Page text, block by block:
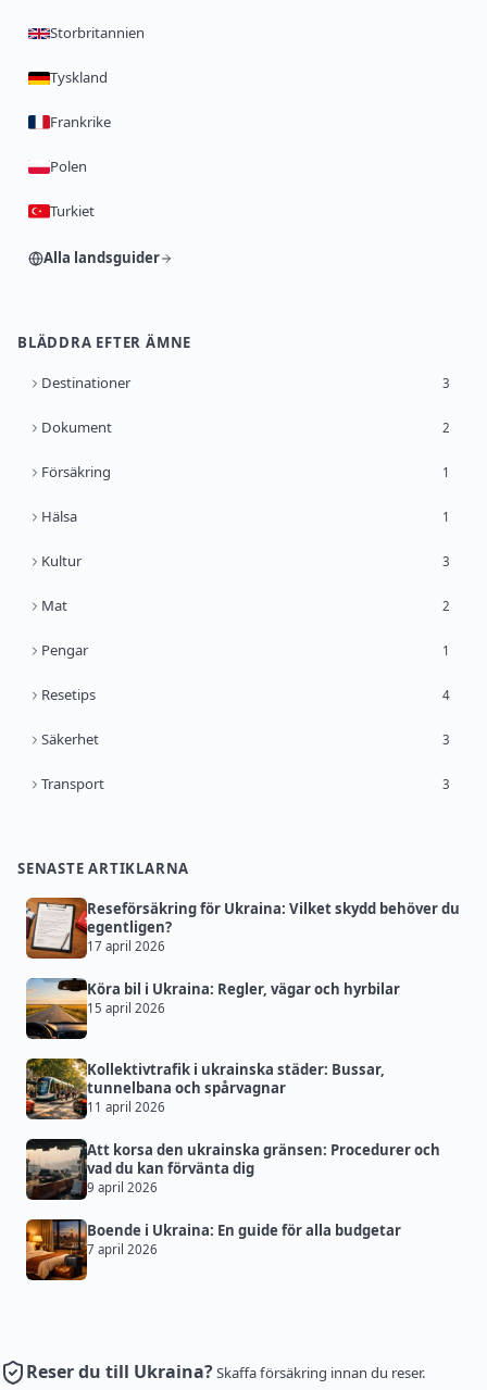
Storbritannien
Tyskland
Frankrike
Polen
Turkiet
Alla landsguider
BLÄDDRA EFTER ÄMNE
Destinationer 3
Dokument 2
Försäkring 1
Hälsa 1
Kultur 3
Mat 2
Pengar 1
Resetips 4
Säkerhet 3
Transport 3
SENASTE ARTIKLARNA
Reseförsäkring för Ukraina: Vilket skydd behöver du
egentligen?
17 april 2026
Köra bil i Ukraina: Regler, vägar och hyrbilar
15 april 2026
Kollektivtrafik i ukrainska städer: Bussar,
tunnelbana och spårvagnar
11 april 2026
Att korsa den ukrainska gränsen: Procedurer och
vad du kan förvänta dig
9 april 2026
Boende i Ukraina: En guide för alla budgetar
7 april 2026
Reser du till Ukraina?Skaffa försäkring innan du reser.